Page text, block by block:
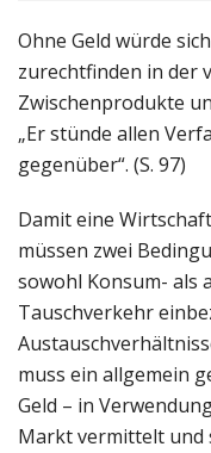
Ohne Geld würde
zurechtfinden in der
Zwischenprodukte
„Er stünde allen
gegenüber“. (S. 97)
Damit eine
müssen zwei
sowohl Konsum- als
Tauschverkehr
muss ein allgemein
Geld – in
Markt vermittelt und